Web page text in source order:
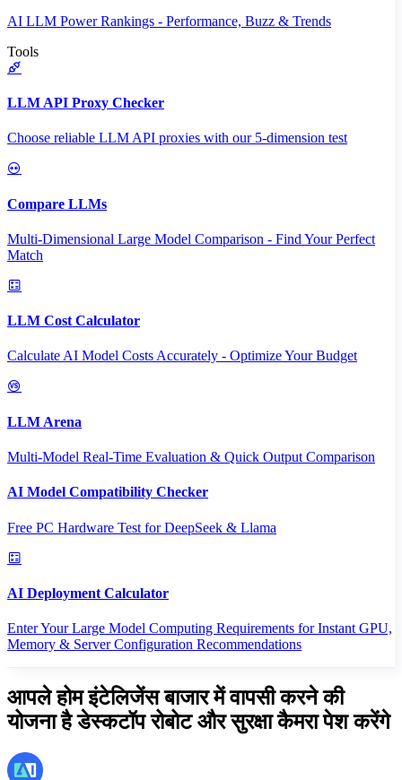
AI LLM Power Rankings - Performance, Buzz & Trends
Tools
LLM API Proxy Checker
Choose reliable LLM API proxies with our 5-dimension test
Compare LLMs
Multi-Dimensional Large Model Comparison - Find Your Perfect
Match
LLM Cost Calculator
Calculate AI Model Costs Accurately - Optimize Your Budget
LLM Arena
Multi-Model Real-Time Evaluation & Quick Output Comparison
AI Model Compatibility Checker
Free PC Hardware Test for DeepSeek & Llama
AI Deployment Calculator
Enter Your Large Model Computing Requirements for Instant GPU,
Memory & Server Configuration Recommendations
आपले होम इंटेलिजेंस बाजार में वापसी करने की
योजना है डेस्कटॉप रोबोट और सुरक्षा कैमरा पेश करेंगे